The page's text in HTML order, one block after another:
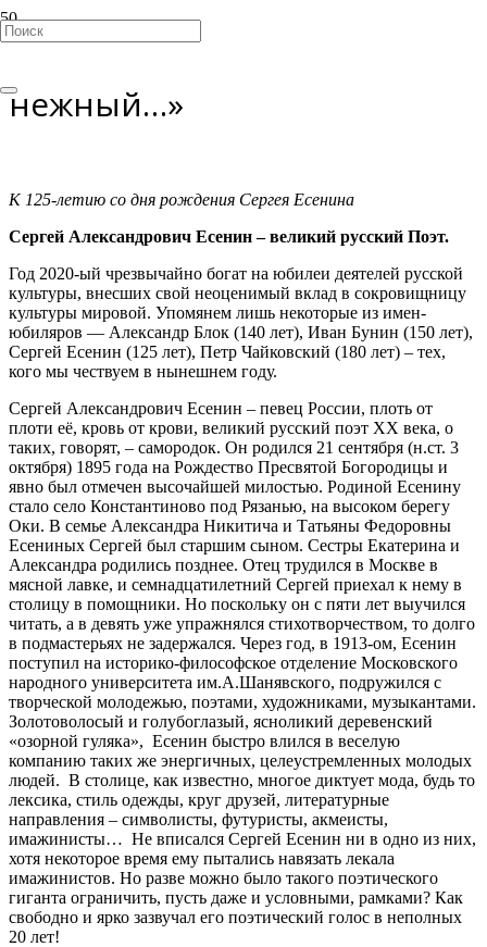
нежный…»
К 125-летию со дня рождения Сергея Есенина
Сергей Александрович Есенин – великий русский Поэт.
Год 2020-ый чрезвычайно богат на юбилеи деятелей русской
культуры, внесших свой неоценимый вклад в сокровищницу
культуры мировой. Упомянем лишь некоторые из имен-
юбиляров — Александр Блок (140 лет), Иван Бунин (150 лет),
Сергей Есенин (125 лет), Петр Чайковский (180 лет) – тех,
кого мы чествуем в нынешнем году.
Сергей Александрович Есенин – певец России, плоть от
плоти её, кровь от крови, великий русский поэт XX века, о
таких, говорят, – самородок. Он родился 21 сентября (н.ст. 3
октября) 1895 года на Рождество Пресвятой Богородицы и
явно был отмечен высочайшей милостью. Родиной Есенину
стало село Константиново под Рязанью, на высоком берегу
Оки. В семье Александра Никитича и Татьяны Федоровны
Есениных Сергей был старшим сыном. Сестры Екатерина и
Александра родились позднее. Отец трудился в Москве в
мясной лавке, и семнадцатилетний Сергей приехал к нему в
столицу в помощники. Но поскольку он с пяти лет выучился
читать, а в девять уже упражнялся стихотворчеством, то долго
в подмастерьях не задержался. Через год, в 1913-ом, Есенин
поступил на историко-философское отделение Московского
народного университета им.А.Шанявского, подружился с
творческой молодежью, поэтами, художниками, музыкантами.
Золотоволосый и голубоглазый, ясноликий деревенский
«озорной гуляка», Есенин быстро влился в веселую
компанию таких же энергичных, целеустремленных молодых
людей. В столице, как известно, многое диктует мода, будь то
лексика, стиль одежды, круг друзей, литературные
направления – символисты, футуристы, акмеисты,
имажинисты… Не вписался Сергей Есенин ни в одно из них,
хотя некоторое время ему пытались навязать лекала
имажинистов. Но разве можно было такого поэтического
гиганта ограничить, пусть даже и условными, рамками? Как
свободно и ярко зазвучал его поэтический голос в неполных
20 лет!